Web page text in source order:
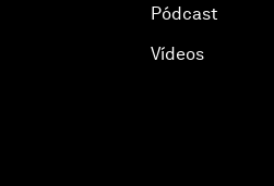
Pódcast
Vídeos